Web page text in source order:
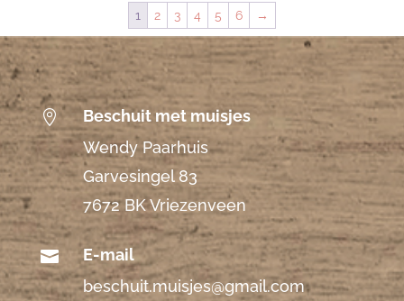
1 2 3 4 5 6 →

Beschuit met muisjes
Wendy Paarhuis
Garvesingel 83
7672 BK Vriezenveen

E-mail
beschuit.muisjes@gmail.com